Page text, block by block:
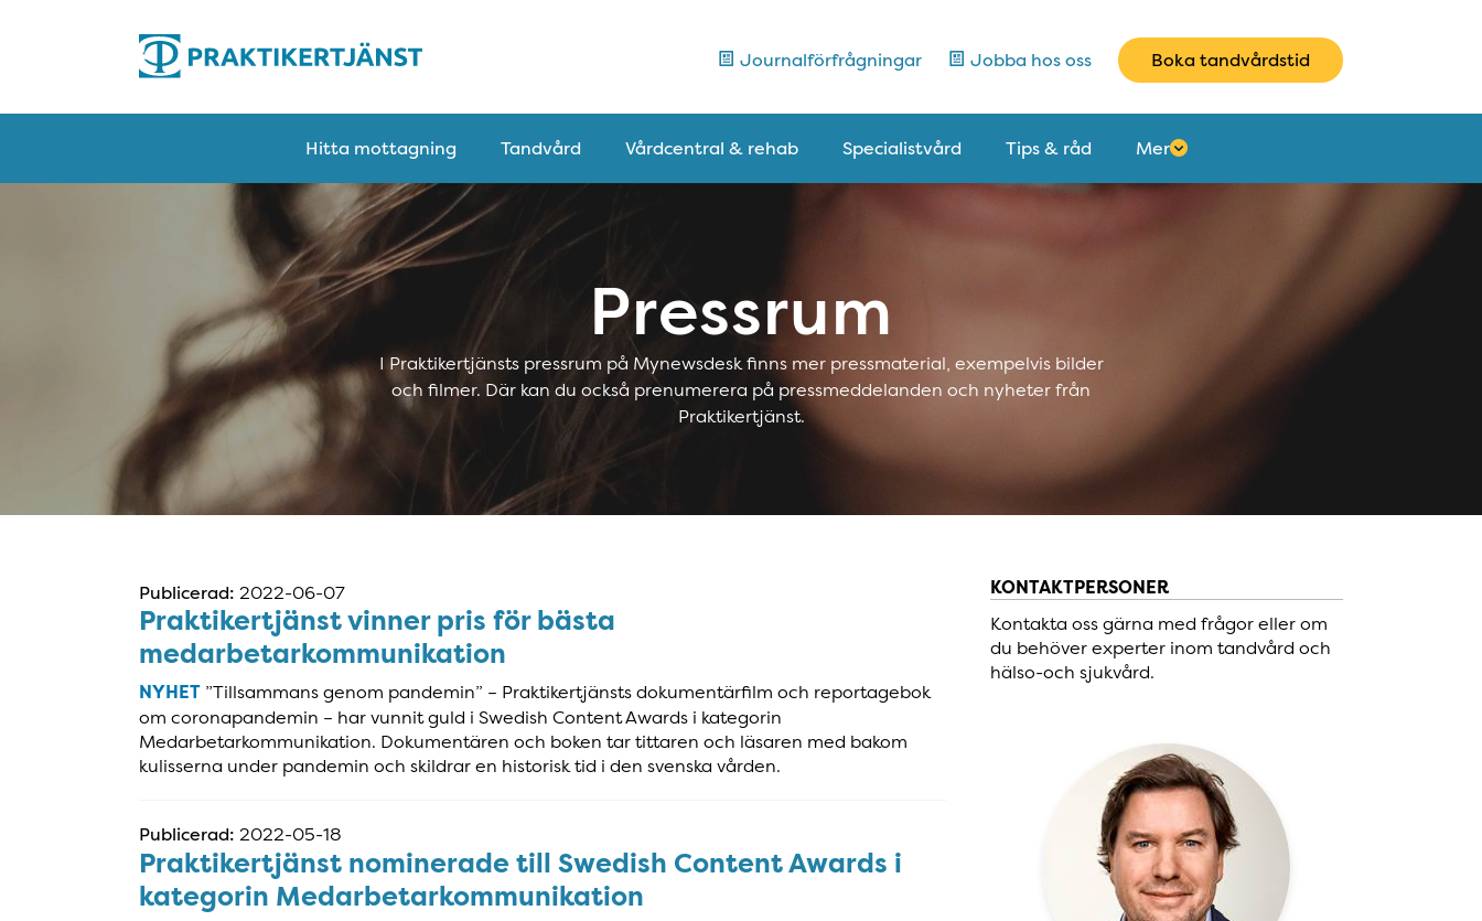
Journalförfrågningar Jobba hos oss Boka tandvårdstid
Hitta mottagning Tandvård Vårdcentral & rehab Specialistvård Tips & råd Mer
Pressrum
I Praktikertjänsts pressrum på Mynewsdesk finns mer pressmaterial, exempelvis bilder
och filmer. Där kan du också prenumerera på pressmeddelanden och nyheter från
Praktikertjänst.
Publicerad: 2022-06-07
Praktikertjänst vinner pris för bästa
medarbetarkommunikation
NYHET ”Tillsammans genom pandemin” – Praktikertjänsts dokumentärfilm och reportagebok
om coronapandemin – har vunnit guld i Swedish Content Awards i kategorin
Medarbetarkommunikation. Dokumentären och boken tar tittaren och läsaren med bakom
kulisserna under pandemin och skildrar en historisk tid i den svenska vården.
Publicerad: 2022-05-18
Praktikertjänst nominerade till Swedish Content Awards i
kategorin Medarbetarkommunikation
KONTAKTPERSONER
Kontakta oss gärna med frågor eller om
du behöver experter inom tandvård och
hälso-och sjukvård.